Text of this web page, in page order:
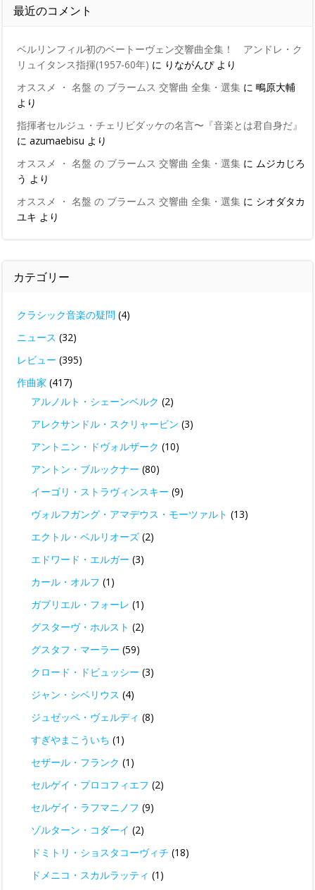
最近のコメント
ベルリンフィル初のベートーヴェン交響曲全集！ アンドレ・ク
リュイタンス指揮(1957-60年) に りながんぴより
オススメ ・ 名盤 の ブラームス 交響曲 全集・選集 に 鴫原大輔
より
指揮者セルジュ・チェリビダッケの名言〜『音楽とは君自身だ』
に azumaebisu より
オススメ ・ 名盤 の ブラームス 交響曲 全集・選集 に ムジカじろ
う より
オススメ ・ 名盤 の ブラームス 交響曲 全集・選集 に シオダタカ
ユキ より
カテゴリー
クラシック音楽の疑問 (4)
ニュース (32)
レビュー (395)
作曲家 (417)
アルノルト・シェーンベルク (2)
アレクサンドル・スクリャービン (3)
アントニン・ドヴォルザーク (10)
アントン・ブルックナー (80)
イーゴリ・ストラヴィンスキー (9)
ヴォルフガング・アマデウス・モーツァルト (13)
エクトル・ベルリオーズ (2)
エドワード・エルガー (3)
カール・オルフ (1)
ガブリエル・フォーレ (1)
グスターヴ・ホルスト (2)
グスタフ・マーラー (59)
クロード・ドビュッシー (3)
ジャン・シベリウス (4)
ジュゼッペ・ヴェルディ (8)
すぎやまこういち (1)
セザール・フランク (1)
セルゲイ・プロコフィエフ (2)
セルゲイ・ラフマニノフ (9)
ゾルターン・コダーイ (2)
ドミトリ・ショスタコーヴィチ (18)
ドメニコ・スカルラッティ (1)